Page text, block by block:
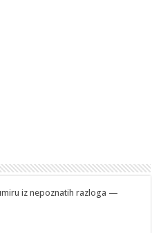
iz nepoznatih razloga —